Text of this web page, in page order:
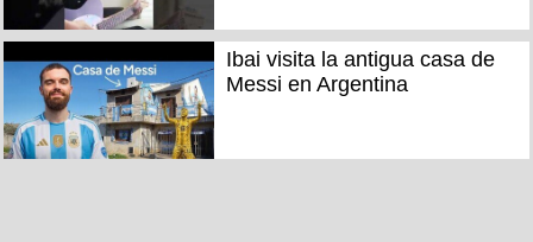
Ibai visita la antigua casa de
Messi en Argentina